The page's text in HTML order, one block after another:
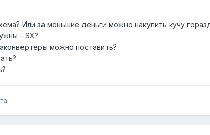
Или за меньшие деньги можно накупить кучу
- SX?
можно поставить?